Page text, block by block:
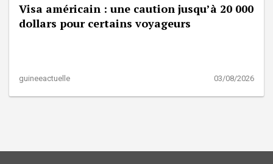
Visa américain : une caution jusqu’à 20 000
dollars pour certains voyageurs
guineeactuelle 03/08/2026